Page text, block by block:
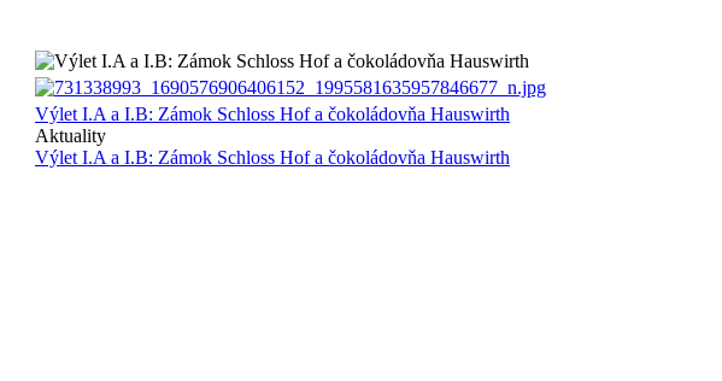
Výlet I.A a I.B: Zámok Schloss Hof a čokoládovňa Hauswirth
Aktuality
Výlet I.A a I.B: Zámok Schloss Hof a čokoládovňa Hauswirth